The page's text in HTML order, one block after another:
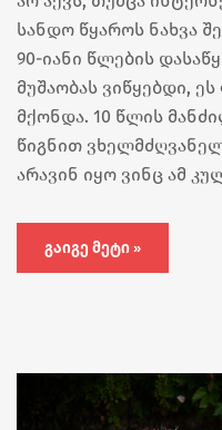
სანდო წყაროს ნახვა
90-იანი წლების
მუშაობას ვიწყებდი,
მქონდა. 10 წლის
წიგნით
არავინ იყო ვინც ამ
ᲒᲐᲘᲒᲔ ᲛᲔᲢᲘ »